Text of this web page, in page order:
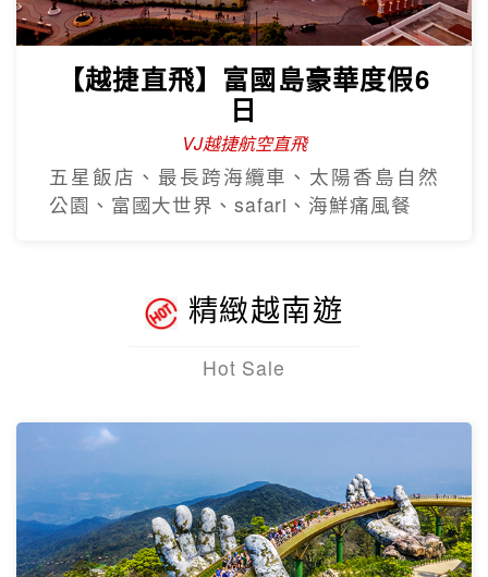
【越捷直飛】富國島豪華度假6
日
VJ越捷航空直飛
五星飯店、最長跨海纜車、太陽香島自然
公園、富國大世界、safari、海鮮痛風餐
精緻越南遊
Hot Sale